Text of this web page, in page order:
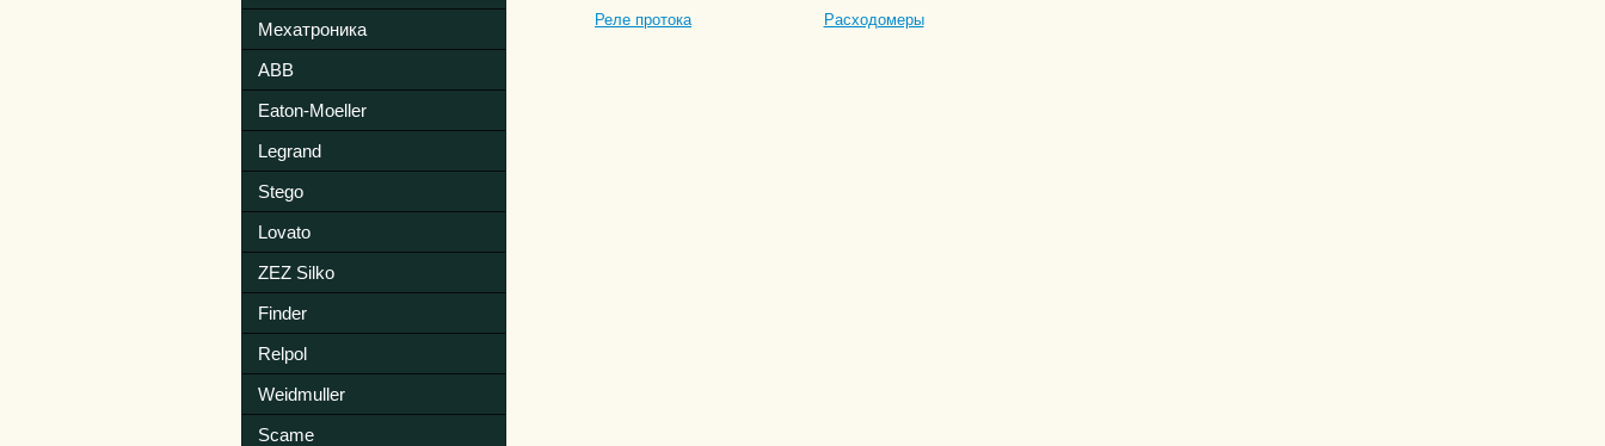
Мехатроника
ABB
Eaton-Moeller
Legrand
Stego
Lovato
ZEZ Silko
Finder
Relpol
Weidmuller
Scame
Реле протока Расходомеры